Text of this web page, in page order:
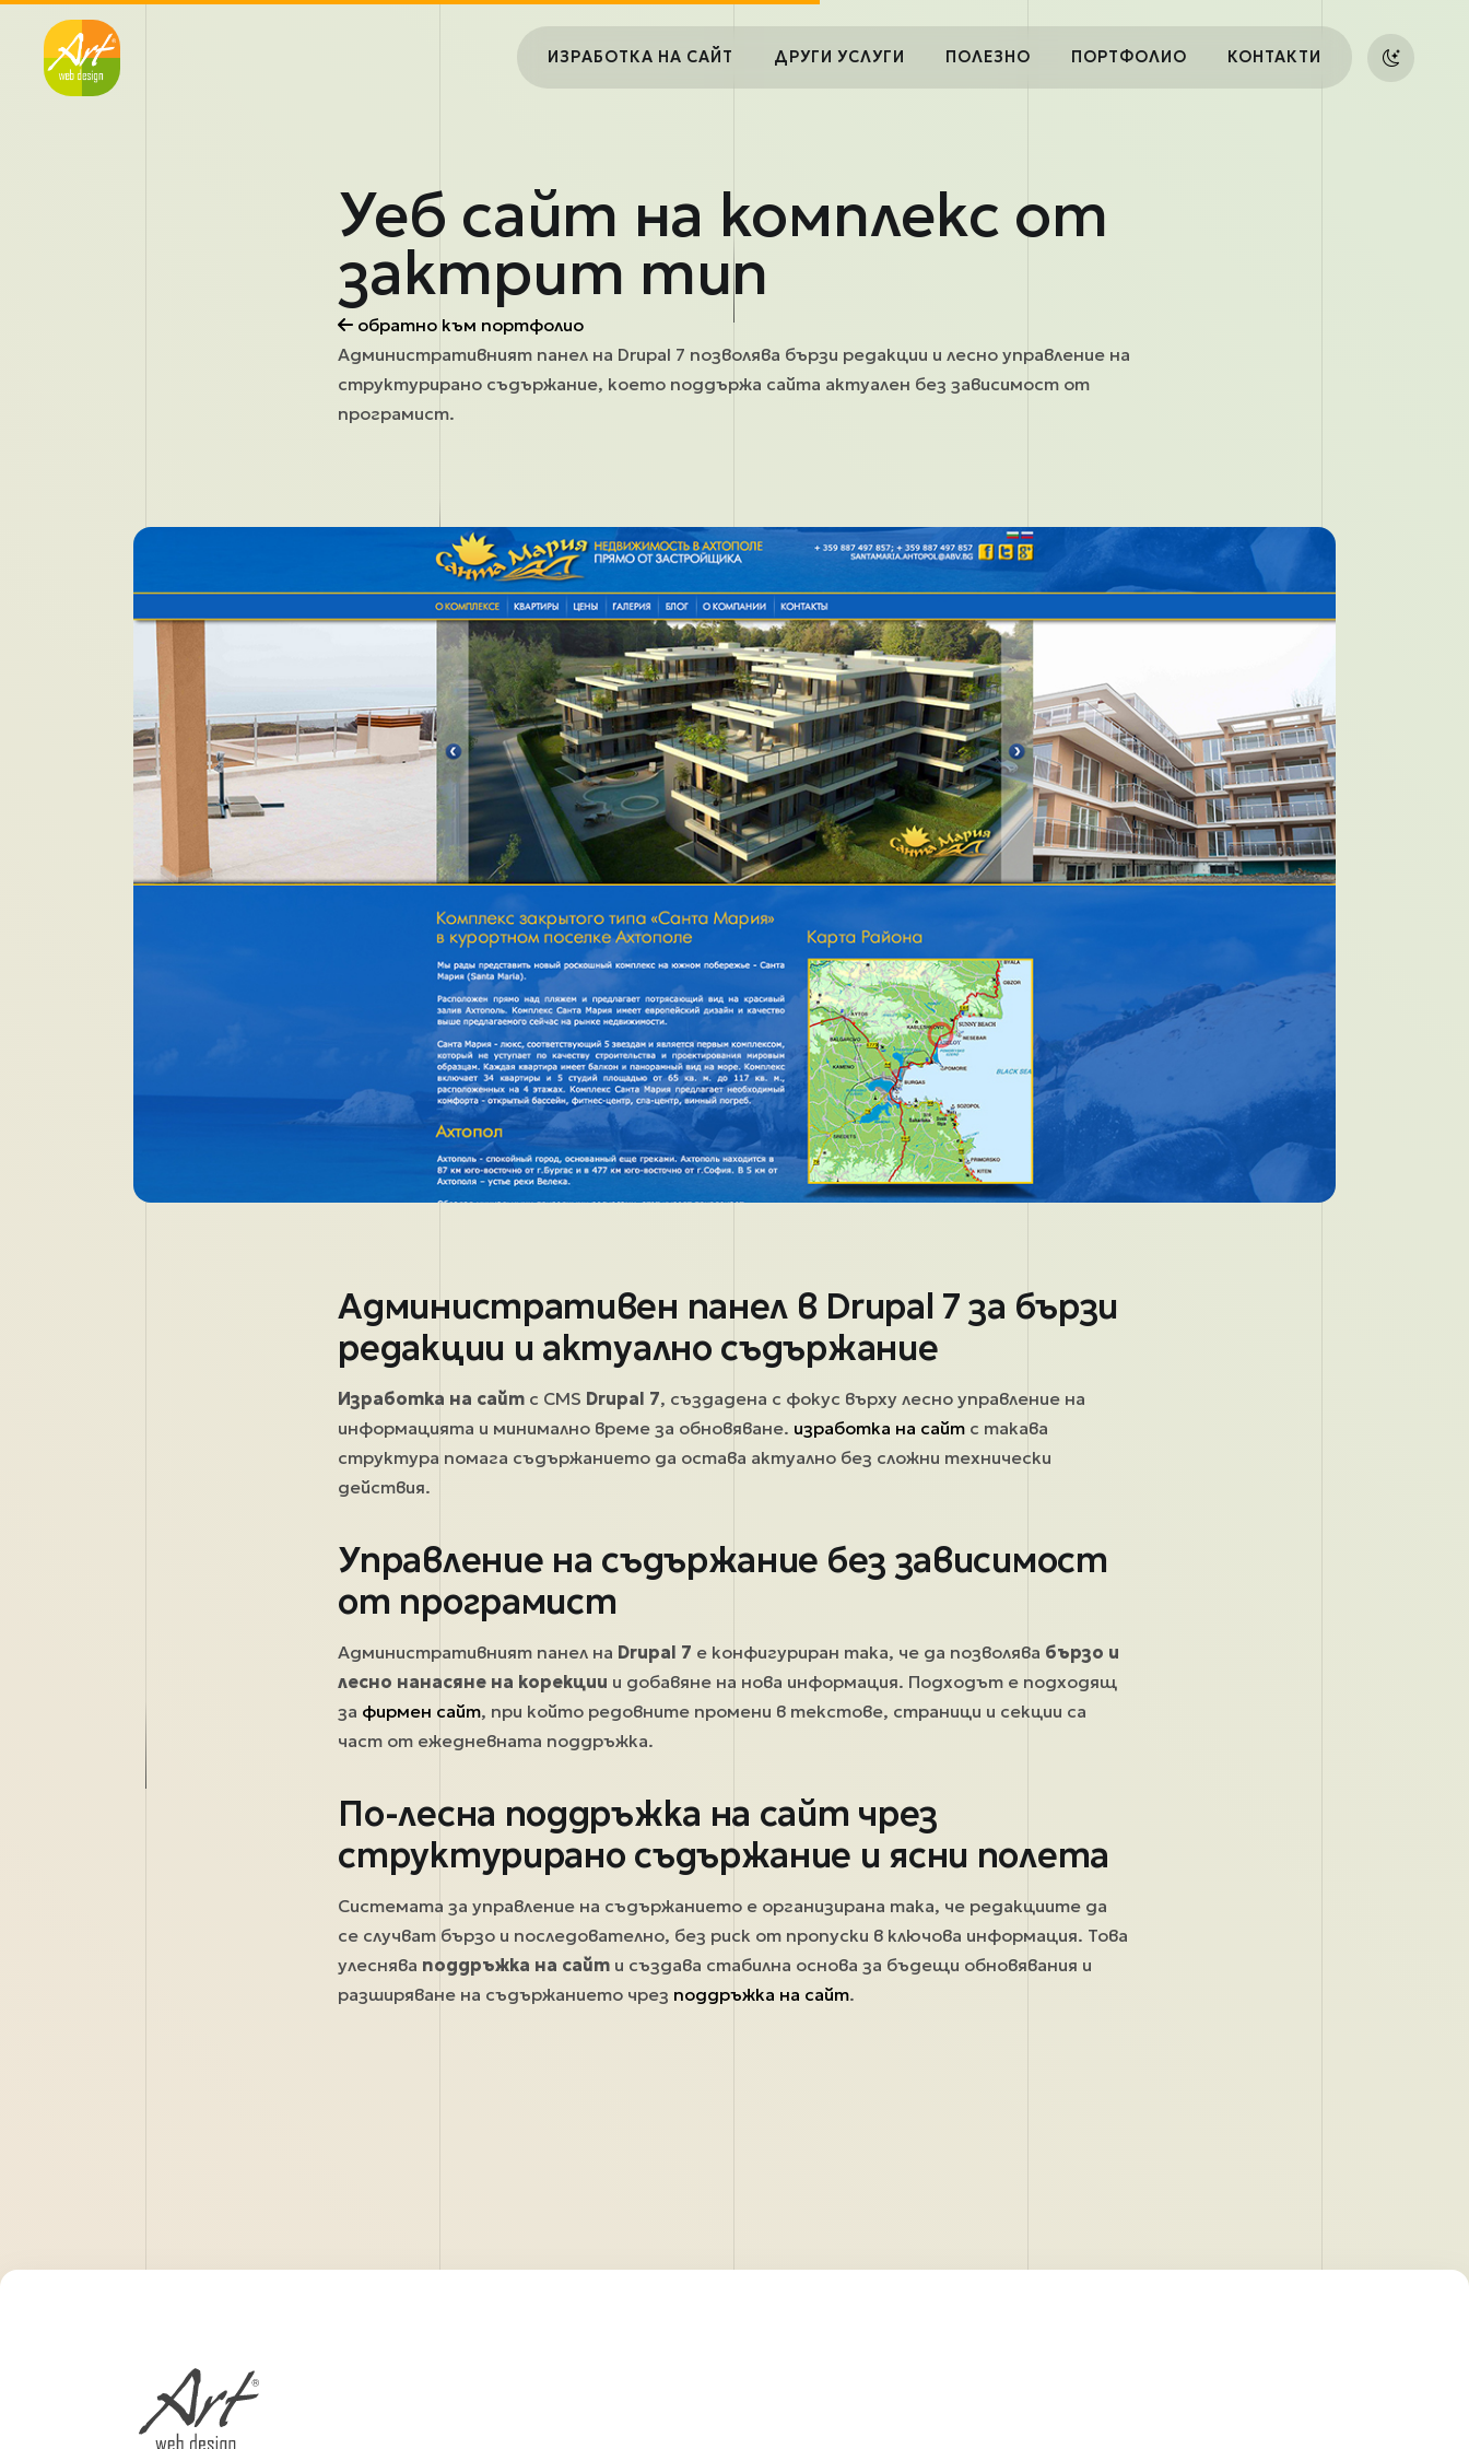
Main navigation
ИЗРАБОТКА НА САЙТ ДРУГИ УСЛУГИ ПОЛЕЗНО ПОРТФОЛИО КОНТАКТИ
Уеб сайт на комплекс от
зактрит тип
обратно към портфолио
Административният панел на Drupal 7 позволява бързи редакции и лесно управление на
структурирано съдържание, което поддържа сайта актуален без зависимост от
програмист.
Административен панел в Drupal 7 за бързи
редакции и актуално съдържание
Изработка на сайт с CMS Drupal 7, създадена с фокус върху лесно управление на
информацията и минимално време за обновяване. изработка на сайт с такава
структура помага съдържанието да остава актуално без сложни технически
действия.
Управление на съдържание без зависимост
от програмист
Административният панел на Drupal 7 е конфигуриран така, че да позволява бързо и
лесно нанасяне на корекции и добавяне на нова информация. Подходът е подходящ
за фирмен сайт, при който редовните промени в текстове, страници и секции са
част от ежедневната поддръжка.
По-лесна поддръжка на сайт чрез
структурирано съдържание и ясни полета
Системата за управление на съдържанието е организирана така, че редакциите да
се случват бързо и последователно, без риск от пропуски в ключова информация. Това
улеснява поддръжка на сайт и създава стабилна основа за бъдещи обновявания и
разширяване на съдържанието чрез поддръжка на сайт.